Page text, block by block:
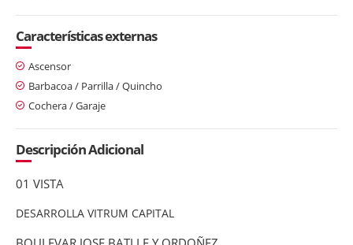
Características externas
Ascensor
Barbacoa / Parrilla / Quincho
Cochera / Garaje
Descripción Adicional
01 VISTA
DESARROLLA VITRUM CAPITAL